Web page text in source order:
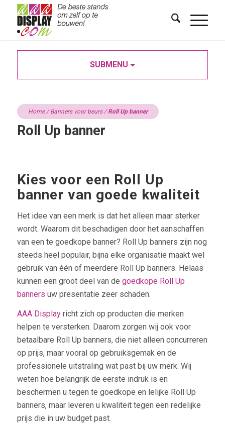
SUBMENU
Home/Banners voor beurs/Roll Up banner
Roll Up banner
Kies voor een Roll Up
banner van goede kwaliteit
Het idee van een merk is dat het alleen maar sterker
wordt. Waarom dit beschadigen door het aanschaffen
van een te goedkope banner? Roll Up banners zijn nog
steeds heel populair, bijna elke organisatie maakt wel
gebruik van één of meerdere Roll Up banners. Helaas
kunnen een groot deel van de goedkope Roll Up
banners uw presentatie zeer schaden.
AAA Displayricht zich op producten die merken
helpen te versterken. Daarom zorgen wij ook voor
betaalbare Roll Up banners, die niet alleen concurreren
op prijs, maar vooral op gebruiksgemak en de
professionele uitstraling wat past bij uw merk. Wij
weten hoe belangrijk de eerste indruk is en
beschermen u tegen te goedkope en lelijke Roll Up
banners, maar leveren u kwaliteit tegen een redelijke
prijs die in uw budget past.